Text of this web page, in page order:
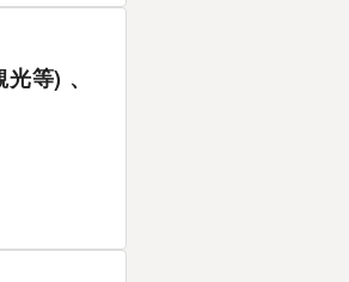
等) 、